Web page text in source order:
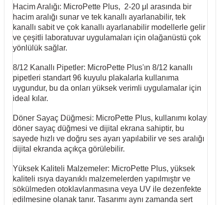
Hacim Aralığı: MicroPette Plus, 2-20 μl arasında bir
hacim aralığı sunar ve tek kanallı ayarlanabilir, tek
kanallı sabit ve çok kanallı ayarlanabilir modellerle gelir
ve çeşitli laboratuvar uygulamaları için olağanüstü çok
yönlülük sağlar.
8/12 Kanallı Pipetler: MicroPette Plus'ın 8/12 kanallı
pipetleri standart 96 kuyulu plakalarla kullanıma
uygundur, bu da onları yüksek verimli uygulamalar için
ideal kılar.
Döner Sayaç Düğmesi: MicroPette Plus, kullanımı kolay
döner sayaç düğmesi ve dijital ekrana sahiptir, bu
sayede hızlı ve doğru ses ayarı yapılabilir ve ses aralığı
dijital ekranda açıkça görülebilir.
Yüksek Kaliteli Malzemeler: MicroPette Plus, yüksek
kaliteli ısıya dayanıklı malzemelerden yapılmıştır ve
sökülmeden otoklavlanmasına veya UV ile dezenfekte
edilmesine olanak tanır. Tasarımı aynı zamanda sert